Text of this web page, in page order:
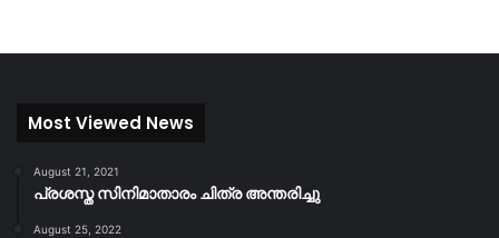
Most Viewed News
August 21, 2021
പ്രശസ്ത സിനിമാതാരം ചിത്ര അന്തരിച്ചു
August 25, 2022